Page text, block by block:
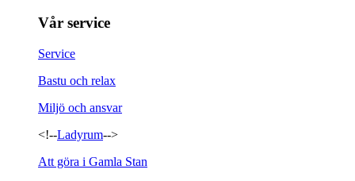
Vår service
Service
Bastu och relax
Miljö och ansvar
<!--Ladyrum-->
Att göra i Gamla Stan